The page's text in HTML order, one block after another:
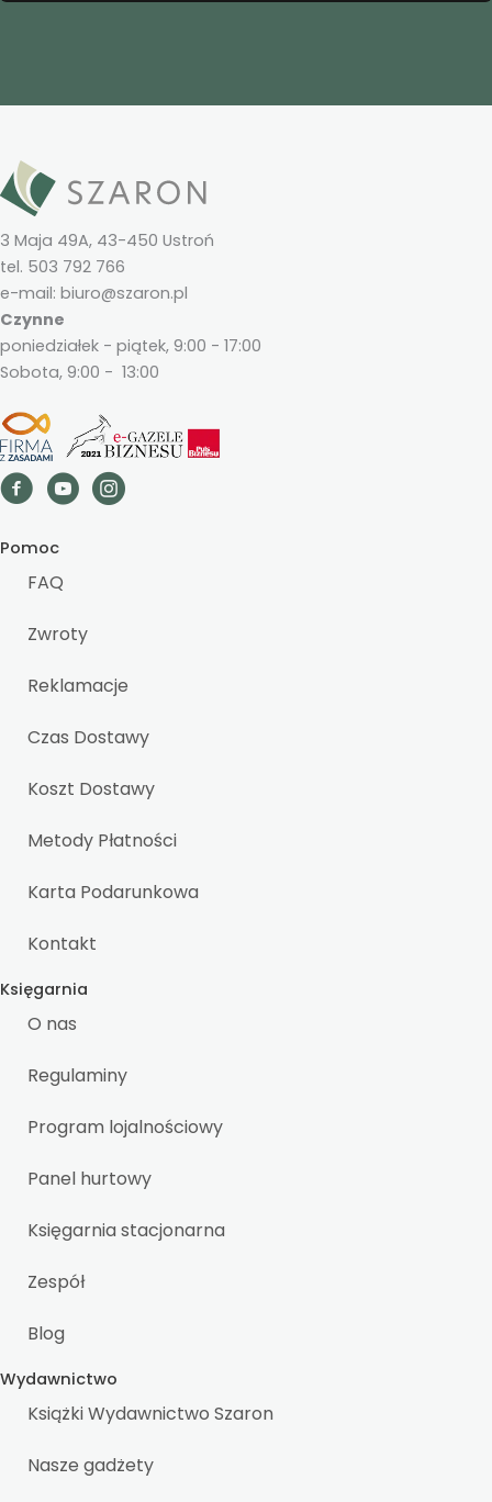
3 Maja 49A, 43-450 Ustroń
tel. 503 792 766
e-mail: biuro@szaron.pl
Czynne
poniedziałek - piątek, 9:00 - 17:00
Sobota, 9:00 - 13:00
Pomoc
FAQ
Zwroty
Reklamacje
Czas Dostawy
Koszt Dostawy
Metody Płatności
Karta Podarunkowa
Kontakt
Księgarnia
O nas
Regulaminy
Program lojalnościowy
Panel hurtowy
Księgarnia stacjonarna
Zespół
Blog
Wydawnictwo
Książki Wydawnictwo Szaron
Nasze gadżety